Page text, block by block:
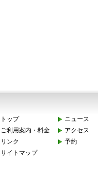
トップ
ニュース
ご利用案内・料金
アクセス
リンク
予約
サイトマップ